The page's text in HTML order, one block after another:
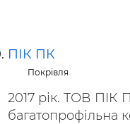
ПІК ПК
Покрівля
2017 рік. ТОВ
багатопрофільна